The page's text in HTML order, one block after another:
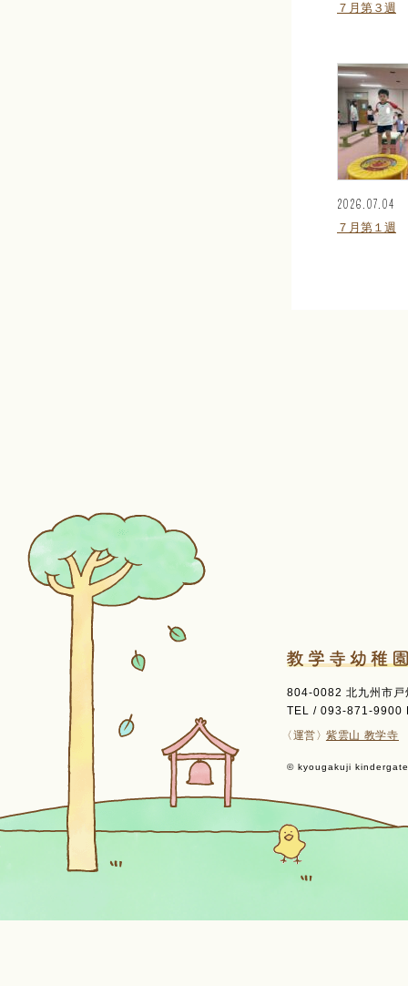
７月第３週
2026.07.04
７月第１週
804-0082 北九州市
TEL / 093-871-9900
〈運営〉紫雲山 教学寺
© kyougakuji